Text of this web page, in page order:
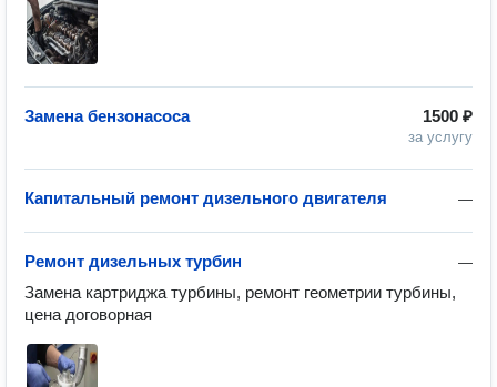
1500 ₽
за услугу
Замена бензонасоса
—
Капитальный ремонт дизельного двигателя
—
Ремонт дизельных турбин
Замена картриджа турбины, ремонт геометрии турбины,
цена договорная